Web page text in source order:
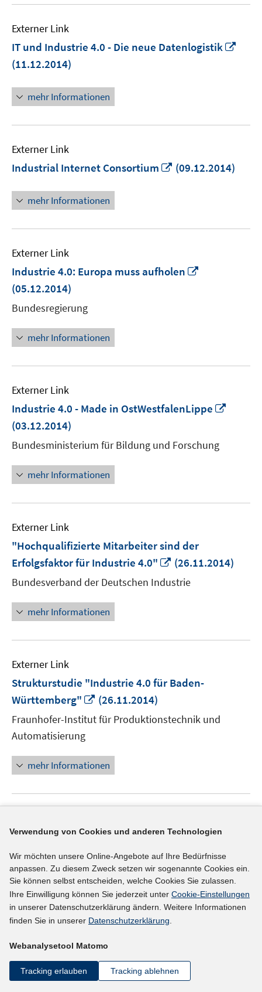
Externer Link
IT und Industrie 4.0 - Die neue Datenlogistik
(11.12.2014)
mehr Informationen
Externer Link
Industrial Internet Consortium
In
(09.12.2014)
mehr Informationen
Externer Link
Industrie 4.0: Europa muss aufholen
(05.12.2014)
Bundesregierung
mehr Informationen
Externer Link
Industrie 4.0 - Made in OstWestfalenLippe
(03.12.2014)
Bundesministerium für Bildung und Forschung
mehr Informationen
Externer Link
"Hochqualifizierte Mitarbeiter sind der
Erfolgsfaktor für Industrie 4.0"
In
neuem
Fenster
(26.11.2014)
Bundesverband der Deutschen Industrie
mehr Informationen
Externer Link
Strukturstudie "Industrie 4.0 für Baden-
Württemberg"
In
neuem
Fenster
(26.11.2014)
Fraunhofer-Institut für Produktionstechnik und
Automatisierung
mehr Informationen
Wirtschaft Digitalisiert - Welche Rolle spielt das
Internet für die deutsche Industrie und
Dienstleister??
In
neuem
Fenster
öffnen
(26.11.2014)
Institut der deutschen Wirtschaft Köln
mehr Informationen
Externer Link
Verwendung von Cookies und anderen Technologien
Wir möchten unsere Online-Angebote auf Ihre Bedürfnisse
anpassen. Zu diesem Zweck setzen wir sogenannte Cookies ein.
Sie können selbst entscheiden, welche Cookies Sie zulassen.
Ihre Einwilligung können Sie jederzeit unter Cookie-Einstellungen
in unserer Datenschutzerklärung ändern. Weitere Informationen
finden Sie in unserer Datenschutzerklärung.
Webanalysetool Matomo
Tracking erlauben Tracking ablehnen